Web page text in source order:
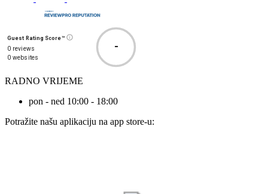
Guest Rating Score™
0 reviews
0 websites
-
RADNO VRIJEME
pon - ned 10:00 - 18:00
Potražite našu aplikaciju na app store-u: